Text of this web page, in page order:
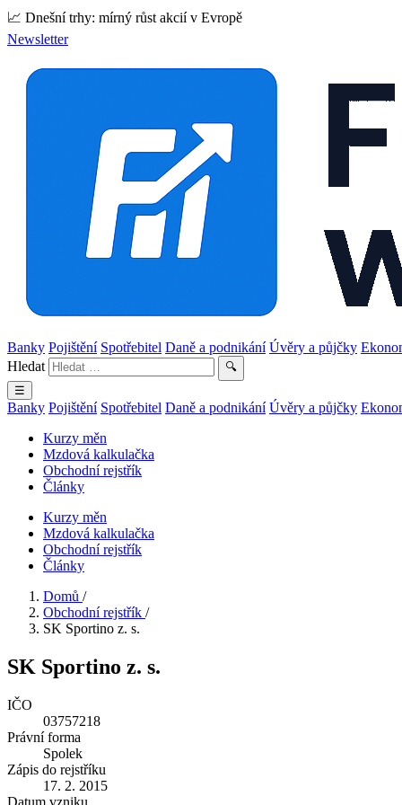
📈 Dnešní trhy: mírný růst akcií v Evropě
Newsletter
Banky Pojištění Spotřebitel Daně a podnikání Úvěry a půjčky
Hledat
🔍
☰
Banky Pojištění Spotřebitel Daně a podnikání Úvěry a půjčky
Kurzy měn
Mzdová kalkulačka
Obchodní rejstřík
Články
Kurzy měn
Mzdová kalkulačka
Obchodní rejstřík
Články
Domů /
Obchodní rejstřík /
SK Sportino z. s.
SK Sportino z. s.
IČO
03757218
Právní forma
Spolek
Zápis do rejstříku
17. 2. 2015
Datum vzniku